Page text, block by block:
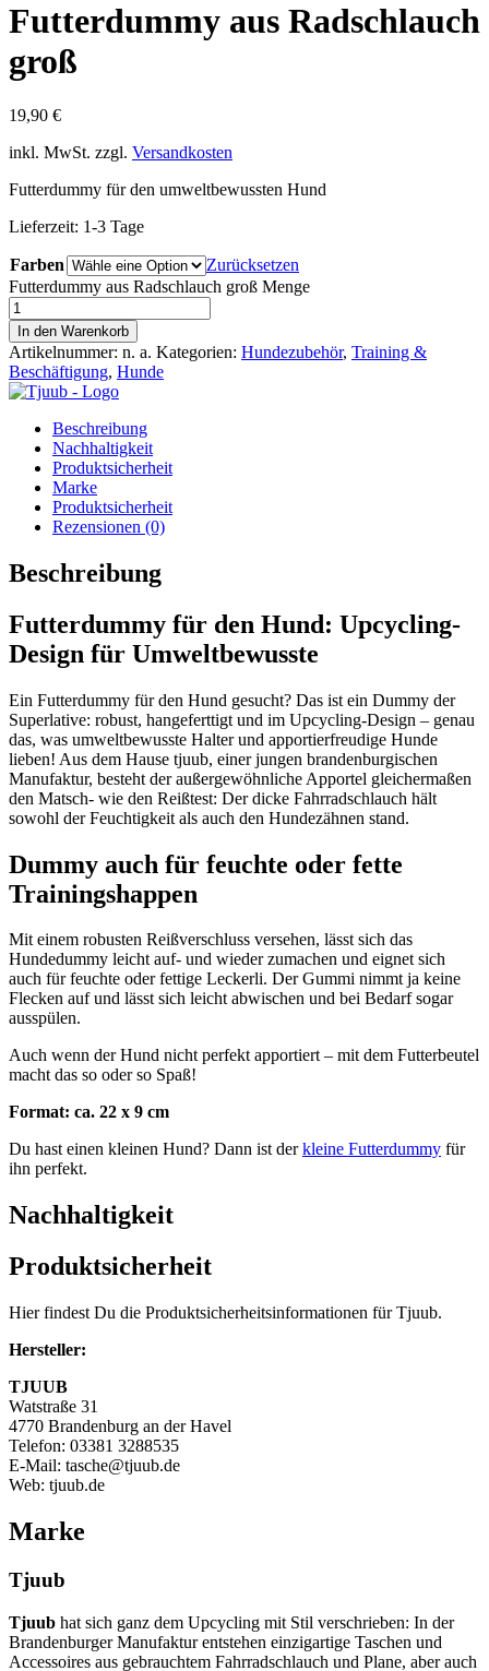
Futterdummy aus Radschlauch
groß
19,90 €
inkl. MwSt. zzgl. Versandkosten
Futterdummy für den umweltbewussten Hund
Lieferzeit: 1-3 Tage
Farben
Zurücksetzen
Futterdummy aus Radschlauch groß Menge
In den Warenkorb
Artikelnummer: n. a. Kategorien: Hundezubehör, Training &
Beschäftigung, Hunde
Beschreibung
Nachhaltigkeit
Produktsicherheit
Marke
Produktsicherheit
Rezensionen (0)
Beschreibung
Futterdummy für den Hund: Upcycling-
Design für Umweltbewusste
Ein Futterdummy für den Hund gesucht? Das ist ein Dummy der
Superlative: robust, hangeferttigt und im Upcycling-Design – genau
das, was umweltbewusste Halter und apportierfreudige Hunde
lieben! Aus dem Hause tjuub, einer jungen brandenburgischen
Manufaktur, besteht der außergewöhnliche Apportel gleichermaßen
den Matsch- wie den Reißtest: Der dicke Fahrradschlauch hält
sowohl der Feuchtigkeit als auch den Hundezähnen stand.
Dummy auch für feuchte oder fette
Trainingshappen
Mit einem robusten Reißverschluss versehen, lässt sich das
Hundedummy leicht auf- und wieder zumachen und eignet sich
auch für feuchte oder fettige Leckerli. Der Gummi nimmt ja keine
Flecken auf und lässt sich leicht abwischen und bei Bedarf sogar
ausspülen.
Auch wenn der Hund nicht perfekt apportiert – mit dem Futterbeutel
macht das so oder so Spaß!
Format: ca. 22 x 9 cm
Du hast einen kleinen Hund? Dann ist derkleine Futterdummy für
ihn perfekt.
Nachhaltigkeit
Produktsicherheit
Hier findest Du die Produktsicherheitsinformationen für Tjuub.
Hersteller:
TJUUB
Watstraße 31
4770 Brandenburg an der Havel
Telefon: 03381 3288535
E-Mail: tasche@tjuub.de
Web: tjuub.de
Marke
Tjuub
Tjuub hat sich ganz dem Upcycling mit Stil verschrieben: In der
Brandenburger Manufaktur entstehen einzigartige Taschen und
Accessoires aus gebrauchtem Fahrradschlauch und Plane, aber auch